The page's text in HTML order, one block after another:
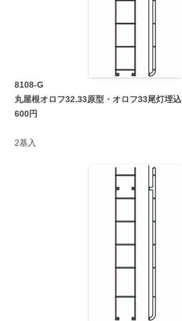
8108-G
丸屋根オロフ32.33原型・オロフ33尾灯埋込
600円
2基入